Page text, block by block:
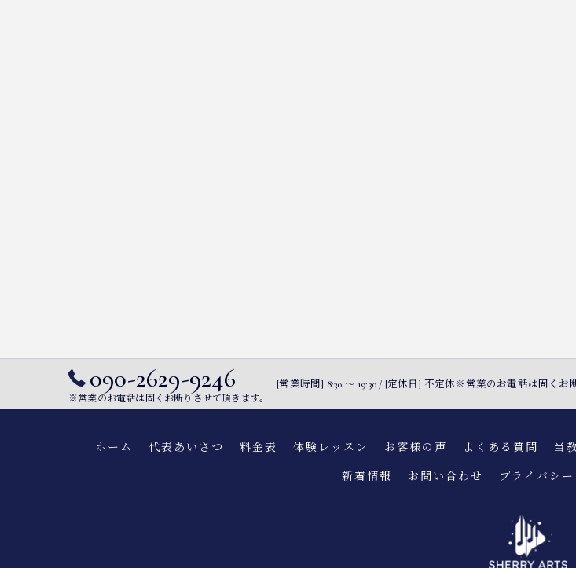
090-2629-9246
※営業のお電話は固くお断りさせて頂きます。
[営業時間] 8:30 〜 19:30 / [定休日] 不定休※営業のお電話は固くお
ホーム 代表あいさつ 料金表 体験レッスン お客様の声 よくある質問 当
新着情報 お問い合わせ プライバシ